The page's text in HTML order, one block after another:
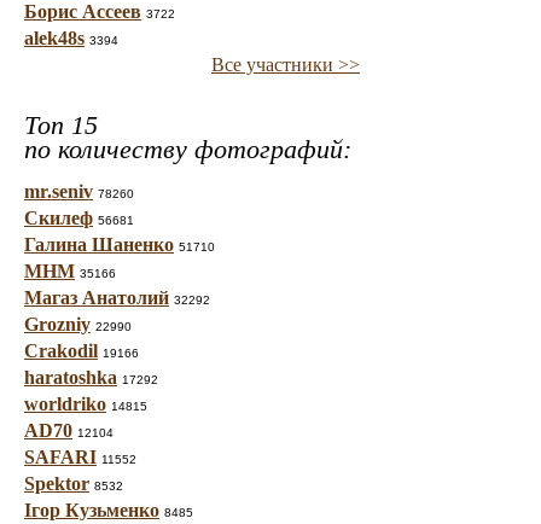
Борис Ассеев 3722
alek48s 3394
Все участники >>
Топ 15
по количеству фотографий:
mr.seniv 78260
Скилеф 56681
Галина Шаненко 51710
МНМ 35166
Магаз Анатолий 32292
Grozniy 22990
Crakodil 19166
haratoshka 17292
worldriko 14815
AD70 12104
SAFARI 11552
Spektor 8532
Ігор Кузьменко 8485